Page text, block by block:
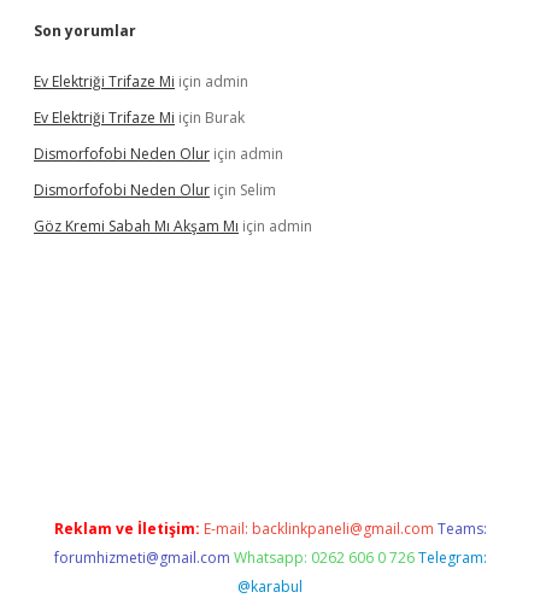
Son yorumlar
Ev Elektriği Trifaze Mi için admin
Ev Elektriği Trifaze Mi için Burak
Dismorfofobi Neden Olur için admin
Dismorfofobi Neden Olur için Selim
Göz Kremi Sabah Mı Akşam Mı için admin
Reklam ve İletişim: E-mail: backlinkpaneli@gmail.com Teams:
forumhizmeti@gmail.com Whatsapp: 0262 606 0 726 Telegram:
@karabul